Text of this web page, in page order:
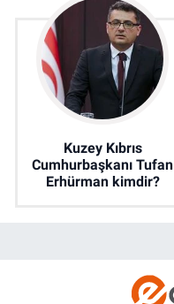
Kuzey Kıbrıs
Cumhurbaşkanı Tufan
Erhürman kimdir?